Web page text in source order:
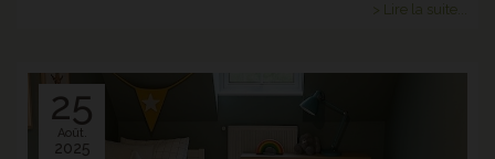
> Lire la suite...
25
Août.
2025